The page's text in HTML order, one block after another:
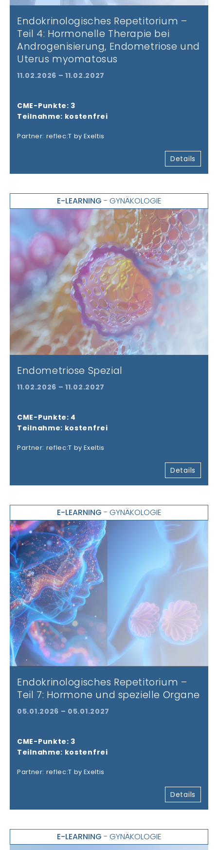
Endokrinologisches Repetitorium –
Teil 4: Hormonelle Therapie bei
Androgenisierung, Endometriose und
Uterus myomatosus
11.02.2026 – 11.02.2027
CME-Punkte: 3
Teilnahme: kostenfrei
Partner: reflec:T by Exeltis
Details
E-LEARNING - GYNÄKOLOGIE
Endometriose Spezial
11.02.2026 – 11.02.2027
CME-Punkte: 4
Teilnahme: kostenfrei
Partner: reflec:T by Exeltis
Details
E-LEARNING - GYNÄKOLOGIE
Endokrinologisches Repetitorium –
Teil 7: Hormone und spezielle Organe
05.01.2026 – 05.01.2027
CME-Punkte: 3
Teilnahme: kostenfrei
Partner: reflec:T by Exeltis
Details
E-LEARNING - GYNÄKOLOGIE